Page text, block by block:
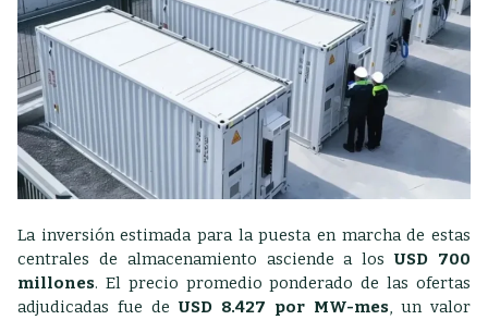
La inversión estimada para la puesta en marcha de estas
centrales de almacenamiento asciende a losUSD 700
millones. El precio promedio ponderado de las ofertas
adjudicadas fue deUSD 8.427 por MW-mes, un valor